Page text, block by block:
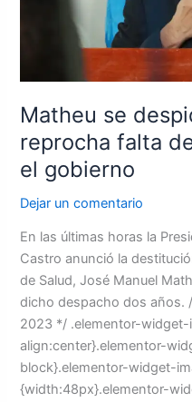
Matheu se
reprocha falta
el gobierno
Dejar un comentario
En las últimas horas la
Castro anunció la
de Salud, José Manuel
dicho despacho dos años.
2023 */ .elementor-
align:center}.elementor-
block}.elementor-widget-
{width:48px}.elementor-
comunicación
el
gobierno